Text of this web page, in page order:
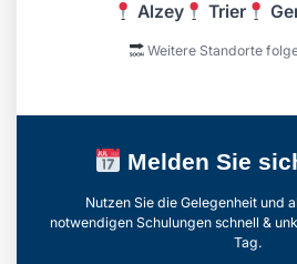
Alzey Trier
Weitere Standorte
Melden Sie
Nutzen Sie die Gelegenheit und
notwendigen Schulungen schnell &
Tag.